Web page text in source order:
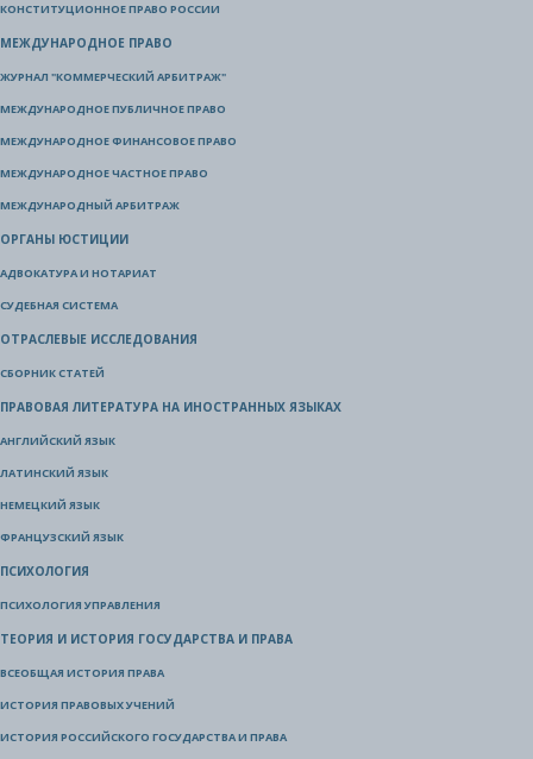
КОНСТИТУЦИОННОЕ ПРАВО РОССИИ
МЕЖДУНАРОДНОЕ ПРАВО
ЖУРНАЛ "КОММЕРЧЕСКИЙ АРБИТРАЖ"
МЕЖДУНАРОДНОЕ ПУБЛИЧНОЕ ПРАВО
МЕЖДУНАРОДНОЕ ФИНАНСОВОЕ ПРАВО
МЕЖДУНАРОДНОЕ ЧАСТНОЕ ПРАВО
МЕЖДУНАРОДНЫЙ АРБИТРАЖ
ОРГАНЫ ЮСТИЦИИ
АДВОКАТУРА И НОТАРИАТ
СУДЕБНАЯ СИСТЕМА
ОТРАСЛЕВЫЕ ИССЛЕДОВАНИЯ
СБОРНИК СТАТЕЙ
ПРАВОВАЯ ЛИТЕРАТУРА НА ИНОСТРАННЫХ ЯЗЫКАХ
АНГЛИЙСКИЙ ЯЗЫК
ЛАТИНСКИЙ ЯЗЫК
НЕМЕЦКИЙ ЯЗЫК
ФРАНЦУЗСКИЙ ЯЗЫК
ПСИХОЛОГИЯ
ПСИХОЛОГИЯ УПРАВЛЕНИЯ
ТЕОРИЯ И ИСТОРИЯ ГОСУДАРСТВА И ПРАВА
ВСЕОБЩАЯ ИСТОРИЯ ПРАВА
ИСТОРИЯ ПРАВОВЫХ УЧЕНИЙ
ИСТОРИЯ РОССИЙСКОГО ГОСУДАРСТВА И ПРАВА